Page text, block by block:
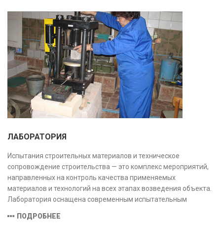
ЛАБОРАТОРИЯ
Испытания строительных материалов и техническое
сопровождение строительства — это комплекс мероприятий,
направленных на контроль качества применяемых
материалов и технологий на всех этапах возведения объекта.
Лаборатория оснащена современным испытательным
соответствующими заявленной области аккредитации.
ПОДРОБНЕЕ